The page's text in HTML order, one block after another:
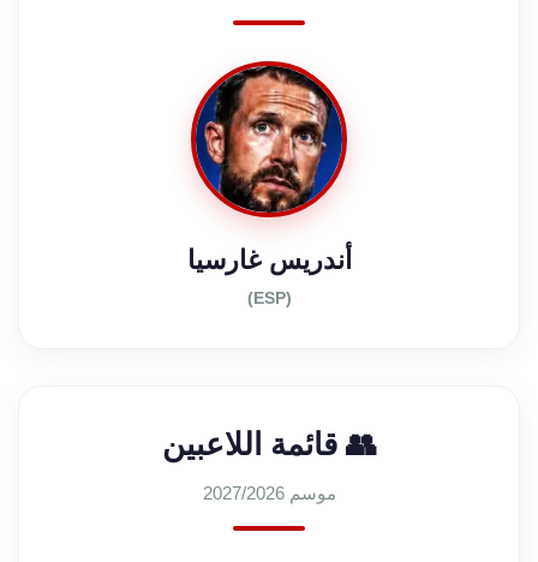
أندريس غارسيا
(ESP)
👥 قائمة اللاعبين
موسم 2027/2026